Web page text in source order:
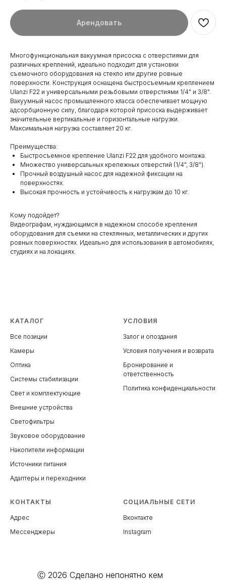
Арендовать
Многофункциональная вакуумная присоска с отверстиями для
различных креплений, идеально подходит для установки
съемочного оборудования на стекло или другие ровные
поверхности. Конструкция оснащена быстросъемным креплением
Ulanzi F22 и универсальными резьбовыми отверстиями 1/4" и 3/8".
Вакуумный насос промышленного класса обеспечивает мощную
адсорбционную силу, благодаря которой присоска выдерживает
значительные вертикальные и горизонтальные нагрузки.
Максимальная нагрузка составляет 20 кг.
Преимущества:
Быстросъемное крепление Ulanzi F22 для удобного монтажа.
Множество универсальных крепежных отверстий (1/4", 3/8").
Прочный воздушный насос для надежной фиксации на
поверхностях.
Высокая прочность и устойчивость к нагрузкам до 10 кг.
Кому подойдет?
Видеографам, нуждающимся в надежном способе крепления
оборудования для съемки на стеклянных, металлических и других
ровных поверхностях. Идеально для использования в автомобилях,
студиях и на локациях.
КАТАЛОГ
Все позиции
Камеры
Оптика
Системы стабилизации
Свет и комплектующие
Внешние устройства
Светофильтры
Звуковое оборудование
Накопители информации
Источники питания
Адаптеры и переходники
УСЛОВИЯ
Залог и опоздания
Условия получения и возврата
Бронирование и
ответственность
Политика конфиденциальности
КОНТАКТЫ
Адрес
Мессенджеры
СОЦИАЛЬНЫЕ СЕТИ
Вконтакте
Instagram
Ⓒ 2026 Сделано непонятно кем